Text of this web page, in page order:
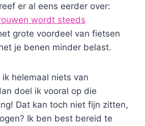
er al eens eerder over:
wordt steeds
grote voordeel van fietsen
je benen minder belast.
helemaal niets van
doel ik vooral op die
Dat kan toch niet fijn zitten,
Ik ben best bereid te